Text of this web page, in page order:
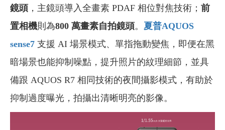
鏡頭 ，主鏡頭導入全畫素 PDAF 相位對焦技術； 前
置相機則為800 萬畫素自拍鏡頭。 夏普AQUOS
sense7 支援 AI 場景模式、單指拖動變焦，即便在黑
暗場景也能抑制噪點，提升照片的紋理細節，並具
備跟 AQUOS R7 相同技術的夜間攝影模式，有助於
抑制過度曝光，拍攝出清晰明亮的影像。